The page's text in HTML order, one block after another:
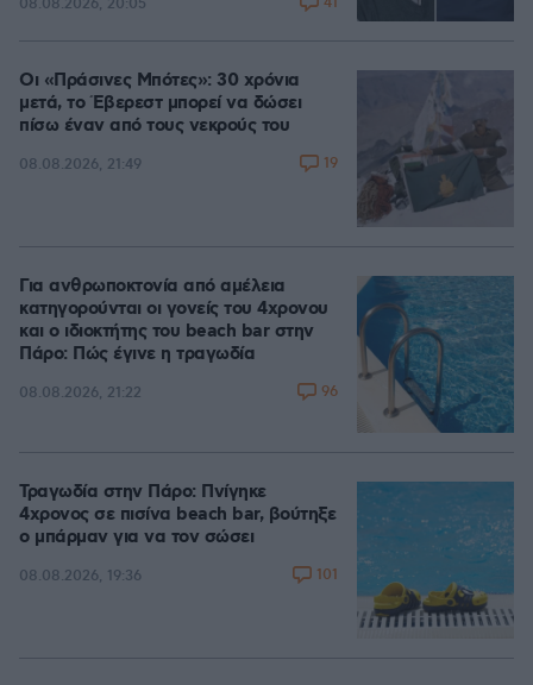
08.08.2026, 20:05
Οι «Πράσινες Μπότες»: 30 χρόνια
μετά, το Έβερεστ μπορεί να δώσει
πίσω έναν από τους νεκρούς του
08.08.2026, 21:49 19
Για ανθρωποκτονία από αμέλεια
κατηγορούνται οι γονείς του 4χρονου
και ο ιδιοκτήτης του beach bar στην
Πάρο: Πώς έγινε η τραγωδία
08.08.2026, 21:22 96
Τραγωδία στην Πάρο: Πνίγηκε
4χρονος σε πισίνα beach bar, βούτηξε
ο μπάρμαν για να τον σώσει
08.08.2026, 19:36 101